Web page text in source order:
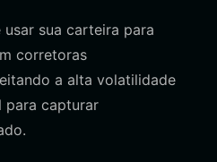
usar sua carteira para
corretoras
a alta volatilidade
para capturar